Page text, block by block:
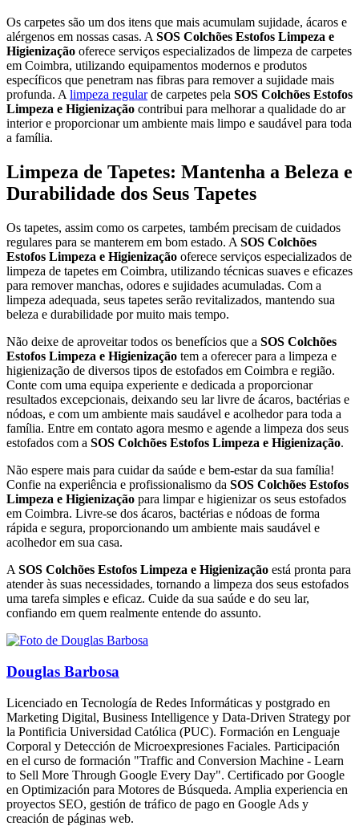
Os carpetes são um dos itens que mais acumulam sujidade, ácaros e
alérgenos em nossas casas. A SOS Colchões Estofos Limpeza e
Higienização oferece serviços especializados de limpeza de carpetes
em Coimbra, utilizando equipamentos modernos e produtos
específicos que penetram nas fibras para remover a sujidade mais
profunda. A limpeza regularde carpetes pela SOS Colchões Estofos
Limpeza e Higienização contribui para melhorar a qualidade do ar
interior e proporcionar um ambiente mais limpo e saudável para toda
a família.
Limpeza de Tapetes: Mantenha a Beleza e
Durabilidade dos Seus Tapetes
Os tapetes, assim como os carpetes, também precisam de cuidados
regulares para se manterem em bom estado. A SOS Colchões
Estofos Limpeza e Higienização oferece serviços especializados de
limpeza de tapetes em Coimbra, utilizando técnicas suaves e eficazes
para remover manchas, odores e sujidades acumuladas. Com a
limpeza adequada, seus tapetes serão revitalizados, mantendo sua
beleza e durabilidade por muito mais tempo.
Não deixe de aproveitar todos os benefícios que a SOS Colchões
Estofos Limpeza e Higienização tem a oferecer para a limpeza e
higienização de diversos tipos de estofados em Coimbra e região.
Conte com uma equipa experiente e dedicada a proporcionar
resultados excepcionais, deixando seu lar livre de ácaros, bactérias e
nódoas, e com um ambiente mais saudável e acolhedor para toda a
família. Entre em contato agora mesmo e agende a limpeza dos seus
estofados com a SOS Colchões Estofos Limpeza e Higienização.
Não espere mais para cuidar da saúde e bem-estar da sua família!
Confie na experiência e profissionalismo da SOS Colchões Estofos
Limpeza e Higienização para limpar e higienizar os seus estofados
em Coimbra. Livre-se dos ácaros, bactérias e nódoas de forma
rápida e segura, proporcionando um ambiente mais saudável e
acolhedor em sua casa.
A SOS Colchões Estofos Limpeza e Higienização está pronta para
atender às suas necessidades, tornando a limpeza dos seus estofados
uma tarefa simples e eficaz. Cuide da sua saúde e do seu lar,
confiando em quem realmente entende do assunto.
Douglas Barbosa
Licenciado en Tecnología de Redes Informáticas y postgrado en
Marketing Digital, Business Intelligence y Data-Driven Strategy por
la Pontificia Universidad Católica (PUC). Formación en Lenguaje
Corporal y Detección de Microexpresiones Faciales. Participación
en el curso de formación "Traffic and Conversion Machine - Learn
to Sell More Through Google Every Day". Certificado por Google
en Optimización para Motores de Búsqueda. Amplia experiencia en
proyectos SEO, gestión de tráfico de pago en Google Ads y
creación de páginas web.